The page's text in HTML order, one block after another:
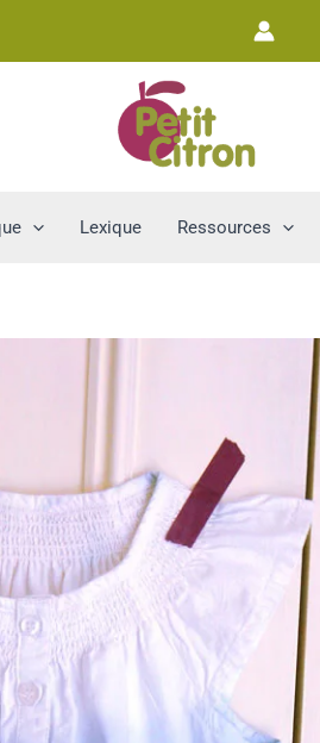
Lexique Ressources